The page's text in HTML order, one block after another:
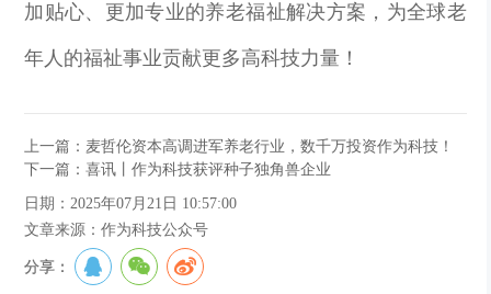
加贴心、更加专业的养老福祉解决方案，为全球老
年人的福祉事业贡献更多高科技力量！
上一篇：麦哲伦资本高调进军养老行业，数千万投资作为科技！
下一篇：喜讯丨作为科技获评种子独角兽企业
日期：2025年07月21日 10:57:00
文章来源：作为科技公众号
分享：